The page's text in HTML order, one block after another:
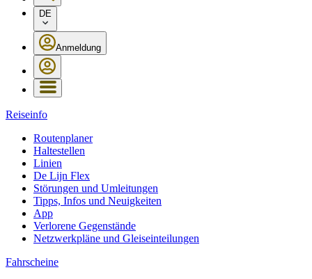
DE
Anmeldung
Reiseinfo
Routenplaner
Haltestellen
Linien
De Lijn Flex
Störungen und Umleitungen
Tipps, Infos und Neuigkeiten
App
Verlorene Gegenstände
Netzwerkpläne und Gleiseinteilungen
Fahrscheine